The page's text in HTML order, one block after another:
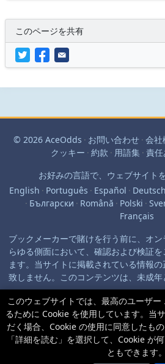
このページを共有
© 2026 AceOdds · お問い合わせ · 会社
クッキー · 約款 · 用語集 · 責
お好みの言語で、ウェブサイト
English · Português · Español · Deutsch
· Български · Română · Polski ·
Français
ブックメーカーで賭けを行う前に、オ
らゆる側面において、確認および検証
ます。当サイトに掲載されている情報
致しません。このコンテンツは、未成年
このウェブサイトでは、最高のユーザ
るために Cookie を使用しています。当
だく場合、Cookie の使用に同意したも
「詳細を読む」を選択して、Cookie が
ともできます。